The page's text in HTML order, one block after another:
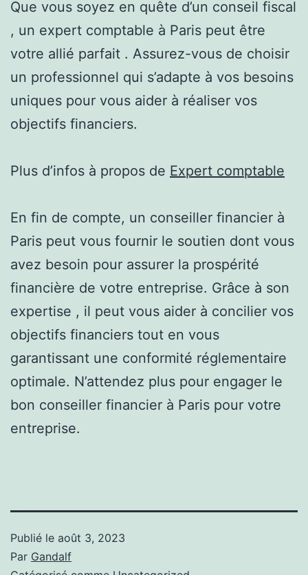
Que vous soyez en quête d’un conseil fiscal
, un expert comptable à Paris peut être
votre allié parfait . Assurez-vous de choisir
un professionnel qui s’adapte à vos besoins
uniques pour vous aider à réaliser vos
objectifs financiers.
Plus d’infos à propos de Expert comptable
En fin de compte, un conseiller financier à
Paris peut vous fournir le soutien dont vous
avez besoin pour assurer la prospérité
financière de votre entreprise. Grâce à son
expertise , il peut vous aider à concilier vos
objectifs financiers tout en vous
garantissant une conformité réglementaire
optimale. N’attendez plus pour engager le
bon conseiller financier à Paris pour votre
entreprise.
Publié le août 3, 2023
Par Gandalf